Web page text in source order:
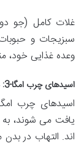
غلات کامل (جو
سبزیجات و
وعده غذایی خود،
اسیدهای چرب امگا-3: مبارزان التهاب
یافت می شوند،
اند. التهاب در